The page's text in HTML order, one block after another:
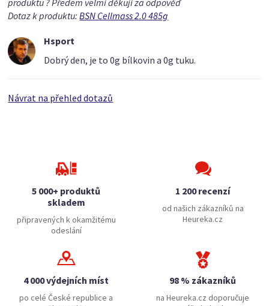
produktu ? Předem velmi děkuji za odpověď
Dotaz k produktu:BSN Cellmass 2.0 485g
Hsport
Dobrý den, je to 0g bílkovin a 0g tuku.
Návrat na přehled dotazů
5 000+ produktů
skladem
připravených k okamžitému
odeslání
1 200 recenzí
od našich zákazníků na
Heureka.cz
4 000 výdejních míst
po celé České republice a
98 % zákazníků
na Heureka.cz doporučuje